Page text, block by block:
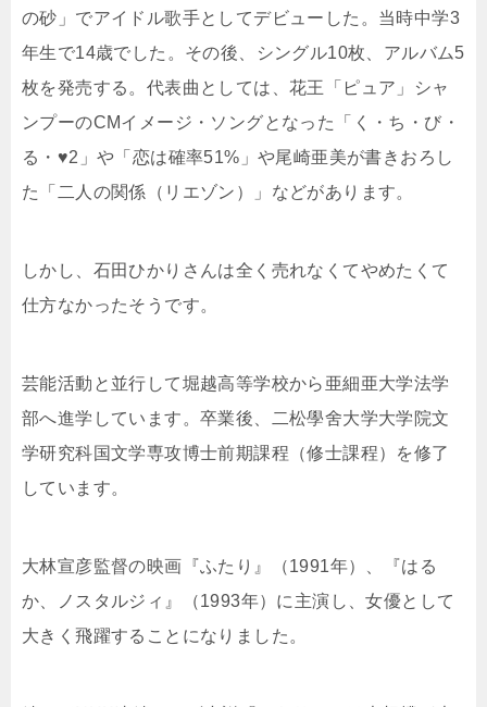
の砂」でアイドル歌手としてデビューした。当時中学3
年生で14歳でした。その後、シングル10枚、アルバム5
枚を発売する。代表曲としては、花王「ピュア」シャ
ンプーのCMイメージ・ソングとなった「く・ち・び・
る・♥2」や「恋は確率51%」や尾崎亜美が書きおろし
た「二人の関係（リエゾン）」などがあります。
しかし、石田ひかりさんは全く売れなくてやめたくて
仕方なかったそうです。
芸能活動と並行して堀越高等学校から亜細亜大学法学
部へ進学しています。卒業後、二松學舍大学大学院文
学研究科国文学専攻博士前期課程（修士課程）を修了
しています。
大林宣彦監督の映画『ふたり』（1991年）、『はる
か、ノスタルジィ』（1993年）に主演し、女優として
大きく飛躍することになりました。